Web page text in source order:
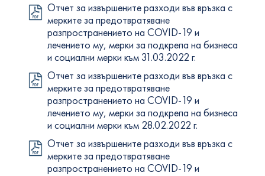
Отчет за извършените разходи във връзка с
мерките за предотвратяване
разпространението на COVID-19 и
лечението му, мерки за подкрепа на бизнеса
и социални мерки към 31.03.2022 г.
Отчет за извършените разходи във връзка с
мерките за предотвратяване
разпространението на COVID-19 и
лечението му, мерки за подкрепа на бизнеса
и социални мерки към 28.02.2022 г.
Отчет за извършените разходи във връзка с
мерките за предотвратяване
разпространението на COVID-19 и